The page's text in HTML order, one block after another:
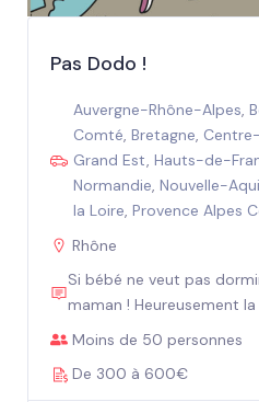
Pas Dodo !
Auvergne-Rhône-Alpes,
Comté, Bretagne,
Grand Est, Hauts-de-
Normandie, Nouvelle-
la Loire, Provence Alpes
Rhône
Si bébé ne veut pas
maman ! Heureusement
Moins de 50 personnes
De 300 à 600€